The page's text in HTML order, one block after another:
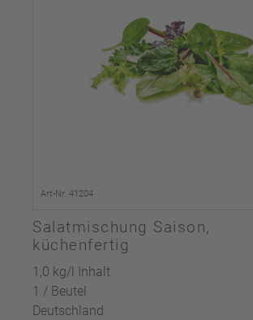
Art-Nr. 41204
Salatmischung Saison,
küchenfertig
1,0 kg/l Inhalt
1 / Beutel
Deutschland